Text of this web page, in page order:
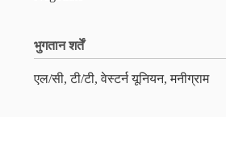
भुगतान शर्तें
एल/सी, टी/टी, वेस्टर्न यूनियन, मनीग्राम